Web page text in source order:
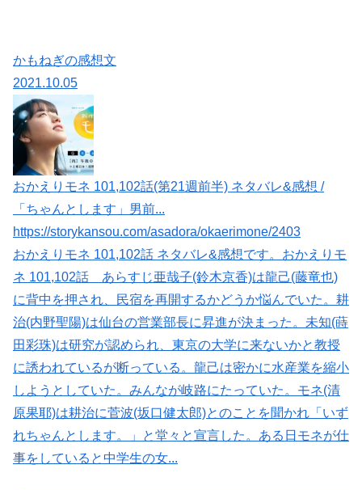
かもねぎの感想文
2021.10.05
おかえりモネ 101,102話(第21週前半) ネタバレ&感想 /
「ちゃんとします」男前...
https://storykansou.com/asadora/okaerimone/2403
おかえりモネ 101,102話 ネタバレ&感想です。おかえりモ
ネ 101,102話 あらすじ亜哉子(鈴木京香)は龍己(藤竜也)
に背中を押され、民宿を再開するかどうか悩んでいた。耕
治(内野聖陽)は仙台の営業部長に昇進が決まった。未知(蒔
田彩珠)は研究が認められ、東京の大学に来ないかと教授
に誘われているが断っている。龍己は密かに水産業を縮小
しようとしていた。みんなが岐路にたっていた。モネ(清
原果耶)は耕治に菅波(坂口健太郎)とのことを聞かれ「いず
れちゃんとします。」と堂々と宣言した。ある日モネが仕
事をしていると中学生の女...